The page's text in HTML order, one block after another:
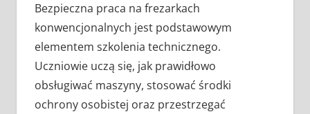
Bezpieczna praca na frezarkach
konwencjonalnych jest podstawowym
elementem szkolenia technicznego.
Uczniowie uczą się, jak prawidłowo
obsługiwać maszyny, stosować środki
ochrony osobistej oraz przestrzegać